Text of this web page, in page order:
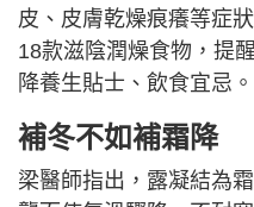
皮、皮膚乾燥痕癢等症
18款滋陰潤燥食物，提
降養生貼士、飲食宜忌。
補冬不如補霜降
梁醫師指出，露凝結為